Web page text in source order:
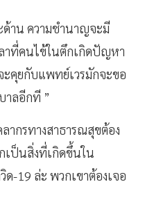
ด้าน ความชำนาญจะมี
าที่คนไข้ในตึกเกิดปัญหา
ะคุยกับแพทย์เวรมักจะขอ
าลอีกที ”
กรทางสาธารณสุขต้อง
เป็นสิ่งที่เกิดขึ้นใน
-19 ล่ะ พวกเขาต้องเจอ